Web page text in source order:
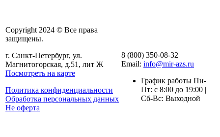
Copyright 2024 © Все права
защищены.
г. Санкт-Петербург, ул.
Магнитогорская, д.51, лит Ж
Посмотреть на карте
Политика конфиденциальности
Обработка персональных данных
Не оферта
8 (800) 350-08-32
Email: info@mir-azs.ru
График работы Пн-
Пт: с 8:00 до 19:00 |
Сб-Вс: Выходной